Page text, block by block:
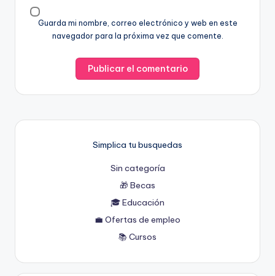
Guarda mi nombre, correo electrónico y web en este
navegador para la próxima vez que comente.
Simplica tu busquedas
Sin categoría
🎁 Becas
🎓 Educación
💼 Ofertas de empleo
📚 Cursos